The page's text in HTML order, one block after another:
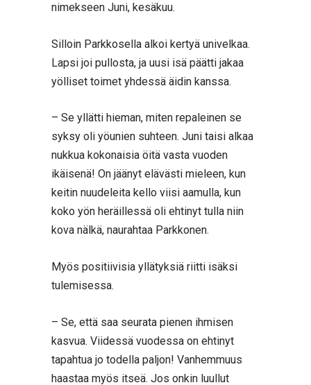
nimekseen Juni, kesäkuu.
Silloin Parkkosella alkoi kertyä univelkaa.
Lapsi joi pullosta, ja uusi isä päätti jakaa
yölliset toimet yhdessä äidin kanssa.
– Se yllätti hieman, miten repaleinen se
syksy oli yöunien suhteen. Juni taisi alkaa
nukkua kokonaisia öitä vasta vuoden
ikäisenä! On jäänyt elävästi mieleen, kun
keitin nuudeleita kello viisi aamulla, kun
koko yön heräillessä oli ehtinyt tulla niin
kova nälkä, naurahtaa Parkkonen.
Myös positiivisia yllätyksiä riitti isäksi
tulemisessa.
– Se, että saa seurata pienen ihmisen
kasvua. Viidessä vuodessa on ehtinyt
tapahtua jo todella paljon! Vanhemmuus
haastaa myös itseä. Jos onkin luullut